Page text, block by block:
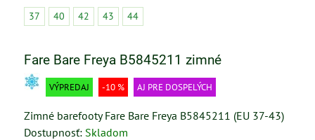
37 40 42 43 44
Fare Bare Freya B5845211 zimné
VÝPREDAJ -10 % AJ PRE DOSPELÝCH
Zimné barefooty Fare Bare Freya B5845211 (EU 37-43)
Dostupnosť: Skladom